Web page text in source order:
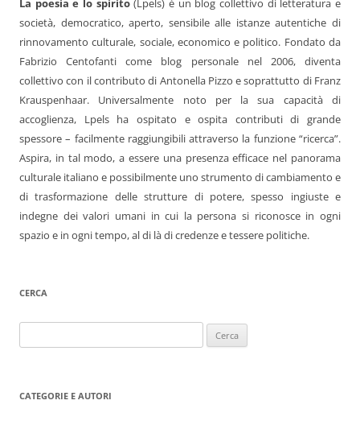
La poesia e lo spirito(Lpels) è un blog collettivo di letteratura e
società, democratico, aperto, sensibile alle istanze autentiche di
rinnovamento culturale, sociale, economico e politico. Fondato da
Fabrizio Centofanti come blog personale nel 2006, diventa
collettivo con il contributo di Antonella Pizzo e soprattutto di Franz
Krauspenhaar. Universalmente noto per la sua capacità di
accoglienza, Lpels ha ospitato e ospita contributi di grande
spessore – facilmente raggiungibili attraverso la funzione “ricerca”.
Aspira, in tal modo, a essere una presenza efficace nel panorama
culturale italiano e possibilmente uno strumento di cambiamento e
di trasformazione delle strutture di potere, spesso ingiuste e
indegne dei valori umani in cui la persona si riconosce in ogni
spazio e in ogni tempo, al di là di credenze e tessere politiche.
CERCA
per:
CATEGORIE E AUTORI